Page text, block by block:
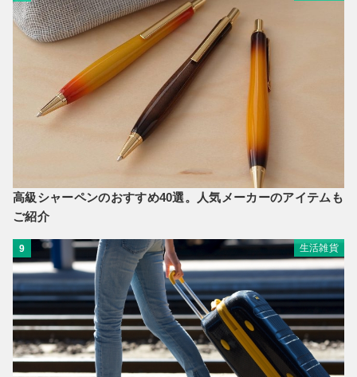
高級シャーペンのおすすめ40選。人気メーカーのアイテムも
ご紹介
9 生活雑貨